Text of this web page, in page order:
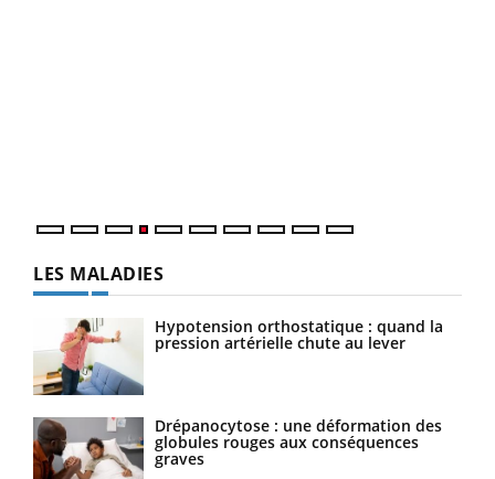
LES MALADIES
Hypotension orthostatique : quand la
pression artérielle chute au lever
Drépanocytose : une déformation des
globules rouges aux conséquences
graves